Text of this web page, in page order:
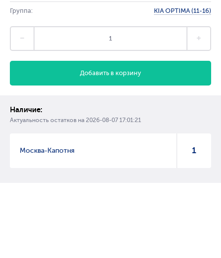
Группа: KIA OPTIMA (11-16)
Добавить в корзину
Наличие:
Актуальность остатков на 2026-08-07 17:01:21
Москва-Капотня 1